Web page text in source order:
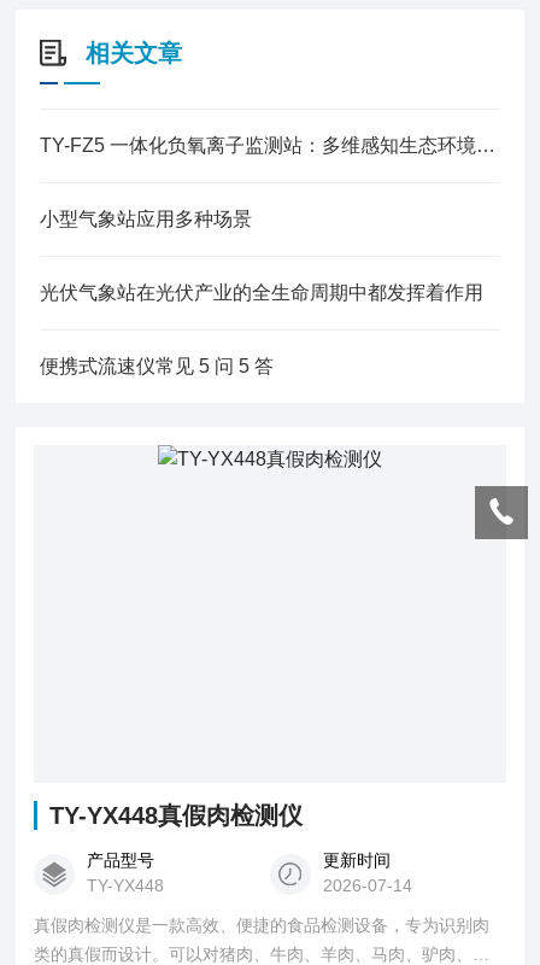
相关文章
TY-FZ5 一体化负氧离子监测站：多维感知生态环境，打造全域智能监测终端
小型气象站应用多种场景
光伏气象站在光伏产业的全生命周期中都发挥着作用
便携式流速仪常见 5 问 5 答
TY-YX448真假肉检测仪
产品型号
TY-YX448
更新时间
2026-07-14
真假肉检测仪是一款高效、便捷的食品检测设备，专为识别肉
类的真假而设计。可以对猪肉、牛肉、羊肉、马肉、驴肉、鸭